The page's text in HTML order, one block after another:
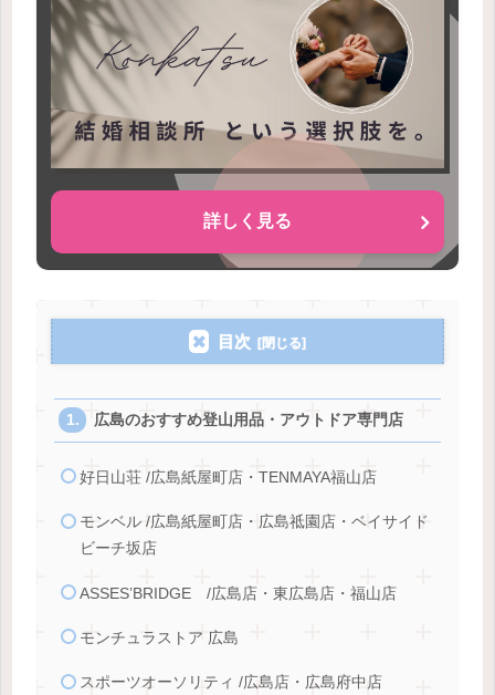
詳しく見る
目次
広島のおすすめ登山用品・アウトドア専門店
好日山荘 /広島紙屋町店・TENMAYA福山店
モンベル /広島紙屋町店・広島祗園店・ベイサイド
ビーチ坂店
ASSES’BRIDGE /広島店・東広島店・福山店
モンチュラストア 広島
スポーツオーソリティ /広島店・広島府中店